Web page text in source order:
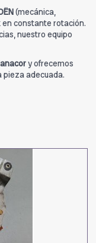
(mecánica,
constante rotación.
nuestro equipo
y ofrecemos
pieza adecuada.